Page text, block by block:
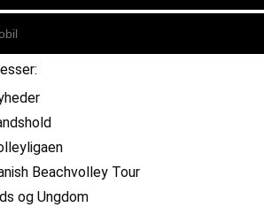
Beachvolley Tour
og Ungdom